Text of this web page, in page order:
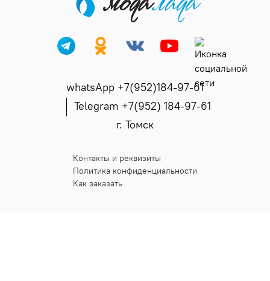
whatsApp +7(952)184-97-61
Telegram +7(952) 184-97-61
г. Томск
Контакты и реквизиты
Политика конфиденциальности
Как заказать